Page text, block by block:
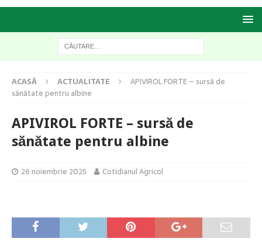
ACASĂ ACTUALITATE
APIVIROL FORTE – sursă de
sănătate pentru albine
APIVIROL FORTE – sursă de
sănătate pentru albine
26 noiembrie 2025 Cotidianul Agricol